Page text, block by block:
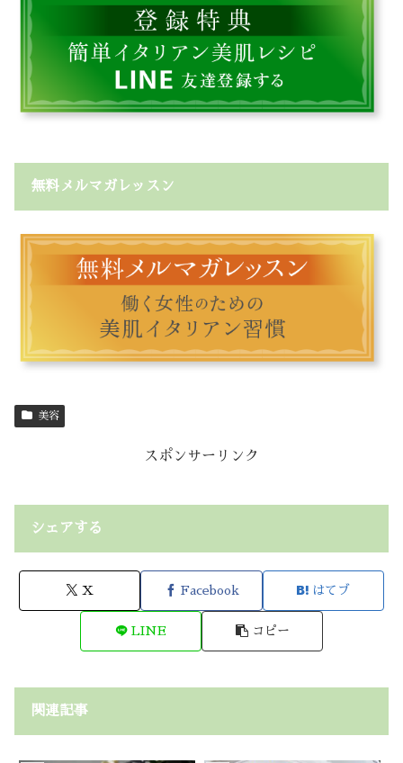
無料メルマガレッスン
美容
スポンサーリンク
シェアする
X Facebook はてブ
LINE コピー
関連記事